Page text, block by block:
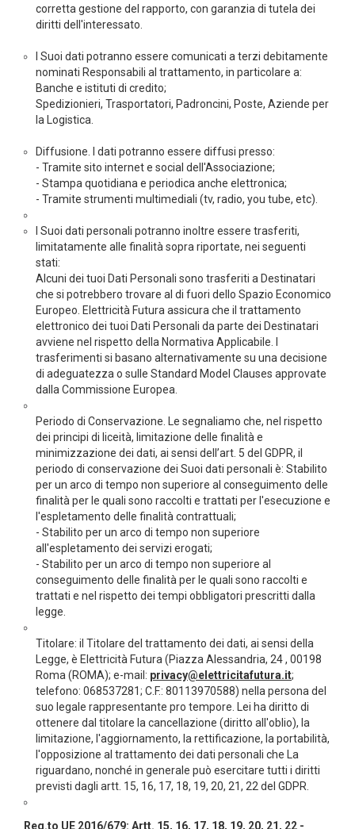
corretta gestione del rapporto, con garanzia di tutela dei
diritti dell'interessato.
I Suoi dati potranno essere comunicati a terzi debitamente
nominati Responsabili al trattamento, in particolare a:
Banche e istituti di credito;
Spedizionieri, Trasportatori, Padroncini, Poste, Aziende per
la Logistica.
Diffusione. I dati potranno essere diffusi presso:
- Tramite sito internet e social dell'Associazione;
- Stampa quotidiana e periodica anche elettronica;
- Tramite strumenti multimediali (tv, radio, you tube, etc).
I Suoi dati personali potranno inoltre essere trasferiti,
limitatamente alle finalità sopra riportate, nei seguenti
stati:
Alcuni dei tuoi Dati Personali sono trasferiti a Destinatari
che si potrebbero trovare al di fuori dello Spazio Economico
Europeo. Elettricità Futura assicura che il trattamento
elettronico dei tuoi Dati Personali da parte dei Destinatari
avviene nel rispetto della Normativa Applicabile. I
trasferimenti si basano alternativamente su una decisione
di adeguatezza o sulle Standard Model Clauses approvate
dalla Commissione Europea.
Periodo di Conservazione. Le segnaliamo che, nel rispetto
dei principi di liceità, limitazione delle finalità e
minimizzazione dei dati, ai sensi dell’art. 5 del GDPR, il
periodo di conservazione dei Suoi dati personali è: Stabilito
per un arco di tempo non superiore al conseguimento delle
finalità per le quali sono raccolti e trattati per l'esecuzione e
l'espletamento delle finalità contrattuali;
- Stabilito per un arco di tempo non superiore
all'espletamento dei servizi erogati;
- Stabilito per un arco di tempo non superiore al
conseguimento delle finalità per le quali sono raccolti e
trattati e nel rispetto dei tempi obbligatori prescritti dalla
legge.
Titolare: il Titolare del trattamento dei dati, ai sensi della
Legge, è Elettricità Futura (Piazza Alessandria, 24 , 00198
Roma (ROMA); e-mail: privacy@elettricitafutura.it;
telefono: 068537281; C.F.: 80113970588) nella persona del
suo legale rappresentante pro tempore. Lei ha diritto di
ottenere dal titolare la cancellazione (diritto all'oblio), la
limitazione, l'aggiornamento, la rettificazione, la portabilità,
l'opposizione al trattamento dei dati personali che La
riguardano, nonché in generale può esercitare tutti i diritti
previsti dagli artt. 15, 16, 17, 18, 19, 20, 21, 22 del GDPR.
Reg.to UE 2016/679: Artt. 15, 16, 17, 18, 19, 20, 21, 22 -